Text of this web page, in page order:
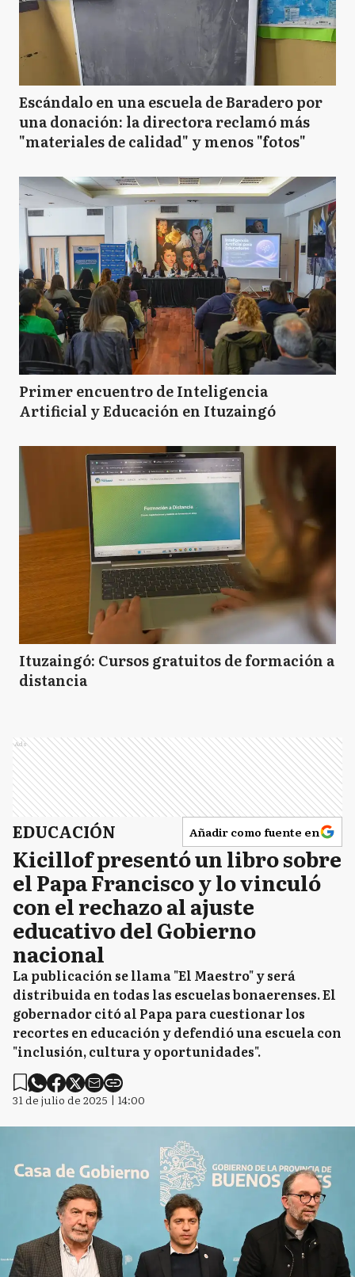
Escándalo en una escuela de Baradero por
una donación: la directora reclamó más
"materiales de calidad" y menos "fotos"
Primer encuentro de Inteligencia
Artificial y Educación en Ituzaingó
Ituzaingó: Cursos gratuitos de formación a
distancia
Ads
EDUCACIÓN Añadir como fuente en
Kicillof presentó un libro sobre
el Papa Francisco y lo vinculó
con el rechazo al ajuste
educativo del Gobierno
nacional
La publicación se llama "El Maestro" y será
distribuida en todas las escuelas bonaerenses. El
gobernador citó al Papa para cuestionar los
recortes en educación y defendió una escuela con
"inclusión, cultura y oportunidades".
31 de julio de 2025 | 14:00